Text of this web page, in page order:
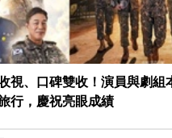
視、口碑雙收！演員與劇組
行，慶祝亮眼成績